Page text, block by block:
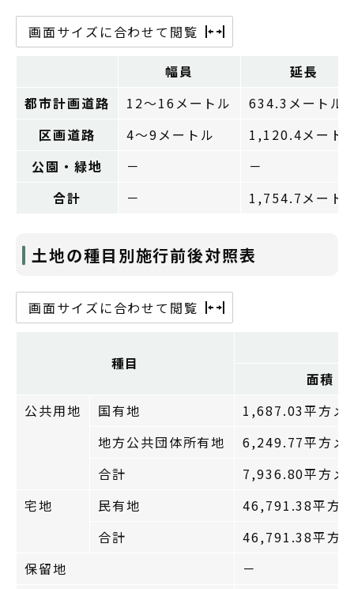
画面サイズに合わせて閲覧
幅員
延長
都市計画道路
12～16メートル
634.3メートル
区画道路
4～9メートル
1,120.4メート
公園・緑地
－
－
合計
－ 1,754.7メート
土地の種目別施行前後対照表
画面サイズに合わせて閲覧
種目
面積
公共用地
国有地
1,687.03平方メ
地方公共団体所有地
6,249.77平方メ
合計
7,936.80平方メ
宅地
民有地
46,791.38平方
合計
46,791.38平方
保留地
－